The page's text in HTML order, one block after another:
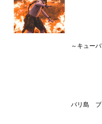
～キュー
バリ島 ブ